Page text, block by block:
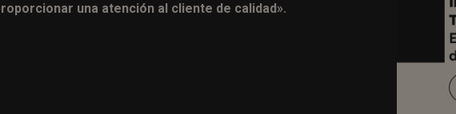
una atención al cliente de calidad».